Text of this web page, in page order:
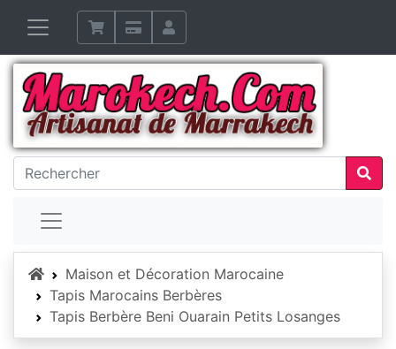
AccueilMaison et Décoration Marocaine
Tapis Marocains Berbères
Tapis Berbère Beni Ouarain Petits Losanges